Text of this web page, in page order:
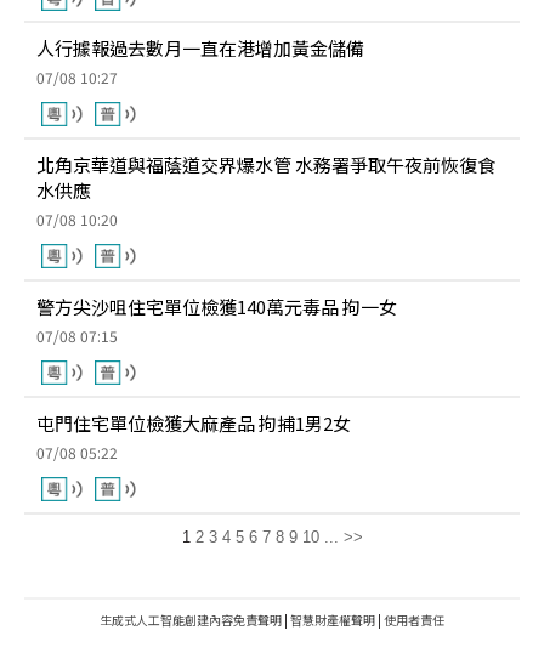
人行據報過去數月一直在港增加黃金儲備
07/08 10:27
北角京華道與福蔭道交界爆水管 水務署爭取午夜前恢復食
水供應
07/08 10:20
警方尖沙咀住宅單位檢獲140萬元毒品 拘一女
07/08 07:15
屯門住宅單位檢獲大麻產品 拘捕1男2女
07/08 05:22
1 2 3 4 5 6 7 8 9 10 ... >>
生成式人工智能創建內容免責聲明 | 智慧財產權聲明 | 使用者責任